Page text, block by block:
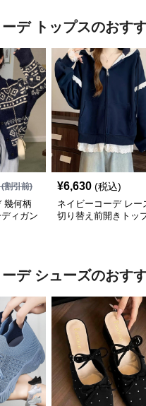
デ トップスのおす
(割引前)
幾何柄
ィガン
¥6,630 (税込)
ネイビーコーデ レー
切り替え前開きトッ
デ シューズのおす